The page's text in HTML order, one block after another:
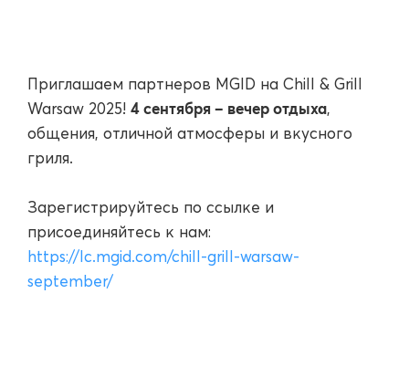
Приглашаем партнеров MGID на Chill & Grill
Warsaw 2025! 4 сентября – вечер отдыха,
общения, отличной атмосферы и вкусного
гриля.
Зарегистрируйтесь по ссылке и
присоединяйтесь к нам:
https://lc.mgid.com/chill-grill-warsaw-
september/